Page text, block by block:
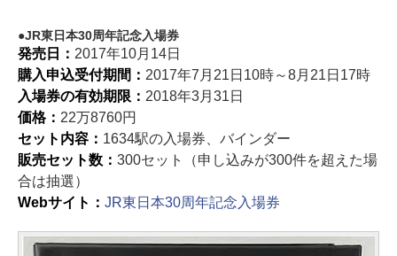
JR東日本30周年記念入場券
発売日： 2017年10月14日
購入申込受付期間： 2017年7月21日10時～8月21日17時
入場券の有効期限： 2018年3月31日
価格： 22万8760円
セット内容： 1634駅の入場券、バインダー
販売セット数： 300セット（申し込みが300件を超えた場
合は抽選）
Webサイト： JR東日本30周年記念入場券